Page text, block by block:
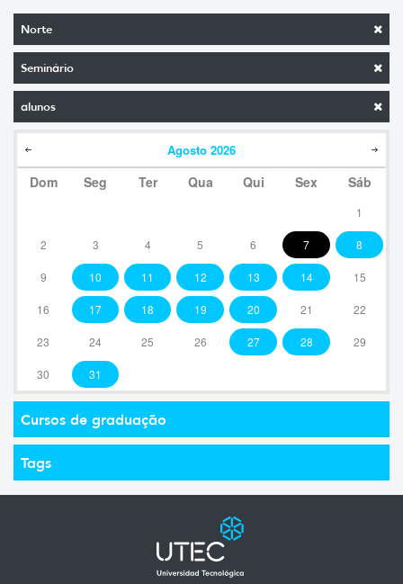
Norte
Seminário
alunos
Agosto 2026
Dom Seg Ter Qua Qui Sex Sáb
1
2 3 4 5 6 7 8
9 10 11 12 13 14 15
16 17 18 19 20 21 22
23 24 25 26 27 28 29
30 31
Cursos de graduação
Tags